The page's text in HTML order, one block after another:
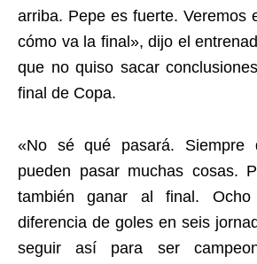
arriba. Pepe es fuerte. Veremos
cómo va la final», dijo el
que no quiso sacar
final de Copa.
«No sé qué pasará. Siempre
pueden pasar muchas cosas.
también ganar al final.
diferencia de goles en seis
seguir así para ser